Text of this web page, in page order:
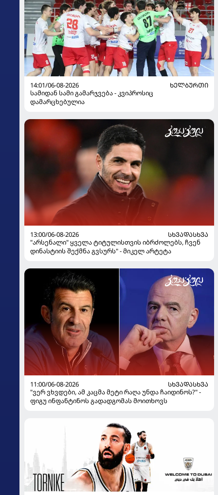
14:01/06-08-2026
ᲮᲔᲚᲑᲣᲠᲗᲘ
სამიდან სამი გამარჯვება - კვიპროსიც
დამარცხებულია
13:00/06-08-2026
ᲡᲮᲕᲐᲓᲐᲡᲮᲕᲐ
"არსენალი" ყველა ტიტულისთვის იბრძოლებს, ჩვენ
დინასტიის შექმნა გვსურს" - მიკელ არტეტა
11:00/06-08-2026
ᲡᲮᲕᲐᲓᲐᲡᲮᲕᲐ
"ვერ ვხვდები, ამ კაცმა მეტი რაღა უნდა ჩაიდინოს?" -
ფიგუ ინფანტინოს გადადგომას მოითხოვს